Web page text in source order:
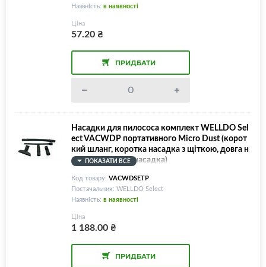
Наявність: в наявності
Ціна
57.20₴
ПРИДБАТИ
Насадки для пилососа комплект WELLDO Sel
ect VACWDP портативного Micro Dust (корот
кий шланг, коротка насадка з щіткою, довга н
асадка, широка насадка)
ПОКАЗАТИ ВСЕ
Код товару: VACWDSETP
Постачальник: WELLDO Select
Наявність: в наявності
Ціна
1 188.00₴
ПРИДБАТИ